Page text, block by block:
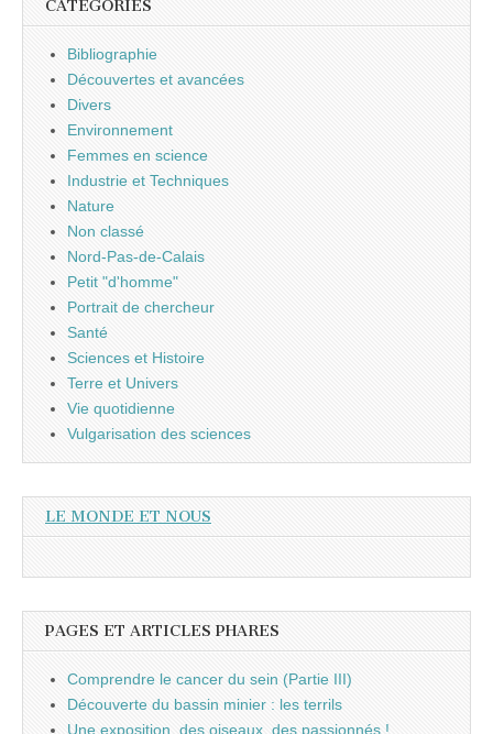
CATÉGORIES
Bibliographie
Découvertes et avancées
Divers
Environnement
Femmes en science
Industrie et Techniques
Nature
Non classé
Nord-Pas-de-Calais
Petit "d'homme"
Portrait de chercheur
Santé
Sciences et Histoire
Terre et Univers
Vie quotidienne
Vulgarisation des sciences
LE MONDE ET NOUS
PAGES ET ARTICLES PHARES
Comprendre le cancer du sein (Partie III)
Découverte du bassin minier : les terrils
Une exposition, des oiseaux, des passionnés !